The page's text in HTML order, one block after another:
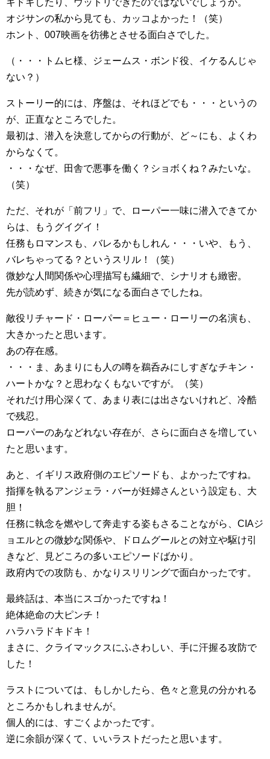
キドキしたり、ウットリできたのではないでしょうか。
オジサンの私から見ても、カッコよかった！（笑）
ホント、007映画を彷彿とさせる面白さでした。
（・・・トムヒ様、ジェームス・ボンド役、イケるんじゃ
ない？）
ストーリー的には、序盤は、それほどでも・・・というの
が、正直なところでした。
最初は、潜入を決意してからの行動が、ど～にも、よくわ
からなくて。
・・・なぜ、田舎で悪事を働く？ショボくね？みたいな。
（笑）
ただ、それが「前フリ」で、ローパー一味に潜入できてか
らは、もうグイグイ！
任務もロマンスも、バレるかもしれん・・・いや、もう、
バレちゃってる？というスリル！（笑）
微妙な人間関係や心理描写も繊細で、シナリオも緻密。
先が読めず、続きが気になる面白さでしたね。
敵役リチャード・ローパー＝ヒュー・ローリーの名演も、
大きかったと思います。
あの存在感。
・・・ま、あまりにも人の噂を鵜呑みにしすぎなチキン・
ハートかな？と思わなくもないですが。（笑）
それだけ用心深くて、あまり表には出さないけれど、冷酷
で残忍。
ローパーのあなどれない存在が、さらに面白さを増してい
たと思います。
あと、イギリス政府側のエピソードも、よかったですね。
指揮を執るアンジェラ・バーが妊婦さんという設定も、大
胆！
任務に執念を燃やして奔走する姿もさることながら、CIAジ
ョエルとの微妙な関係や、ドロムグールとの対立や駆け引
きなど、見どころの多いエピソードばかり。
政府内での攻防も、かなりスリリングで面白かったです。
最終話は、本当にスゴかったですね！
絶体絶命の大ピンチ！
ハラハラドキドキ！
まさに、クライマックスにふさわしい、手に汗握る攻防で
した！
ラストについては、もしかしたら、色々と意見の分かれる
ところかもしれませんが。
個人的には、すごくよかったです。
逆に余韻が深くて、いいラストだったと思います。